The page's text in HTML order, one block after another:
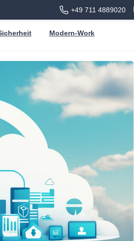
+49 711 4889020
Modern-Work